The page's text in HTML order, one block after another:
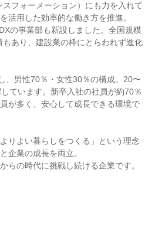
フォーメーション）にも力を入れて
活用した効率的な働き方を推進。
の事業部も新設しました。全国規模
あり、建設業の枠にとらわれず進化
、男性70％・女性30％の構成。20〜
ています。新卒入社の社員が約70％
が多く、安心して成長できる環境で
りよい暮らしをつくる」という理念
企業の成長を両立。
らの時代に挑戦し続ける企業です。